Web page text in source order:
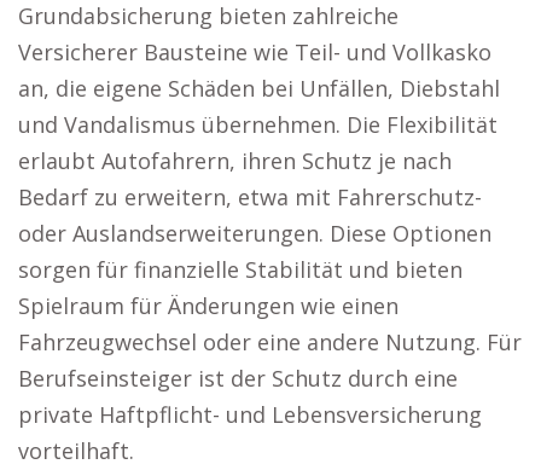
Grundabsicherung bieten zahlreiche
Versicherer Bausteine wie Teil- und Vollkasko
an, die eigene Schäden bei Unfällen, Diebstahl
und Vandalismus übernehmen. Die Flexibilität
erlaubt Autofahrern, ihren Schutz je nach
Bedarf zu erweitern, etwa mit Fahrerschutz-
oder Auslandserweiterungen. Diese Optionen
sorgen für finanzielle Stabilität und bieten
Spielraum für Änderungen wie einen
Fahrzeugwechsel oder eine andere Nutzung. Für
Berufseinsteiger ist der Schutz durch eine
private Haftpflicht- und Lebensversicherung
vorteilhaft.